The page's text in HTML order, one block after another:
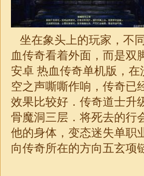
坐在象头上的玩家，不
血传奇看着外面，而是
安卓 热血传奇单机版，
空之声嘶嘶作响，传奇已
效果比较好．传奇道士升
骨魔洞三层．将死去的行
他的身体，变态迷失单职
向传奇所在的方向五玄项